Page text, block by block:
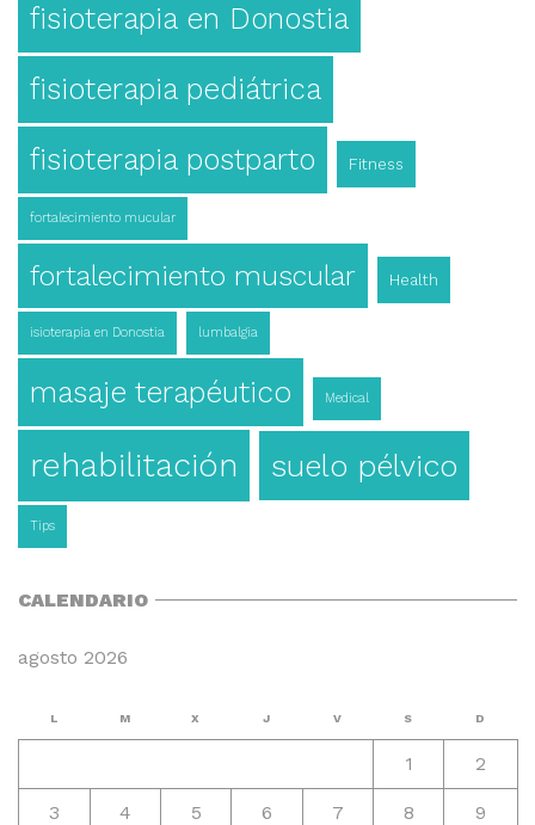
fisioterapia en Donostia
fisioterapia pediátrica
fisioterapia postparto Fitness
fortalecimiento mucular
fortalecimiento muscular Health
isioterapia en Donostia lumbalgia
masaje terapéutico Medical
rehabilitación suelo pélvico
Tips
CALENDARIO
agosto 2026
L M X J V S D
1 2
3 4 5 6 7 8 9